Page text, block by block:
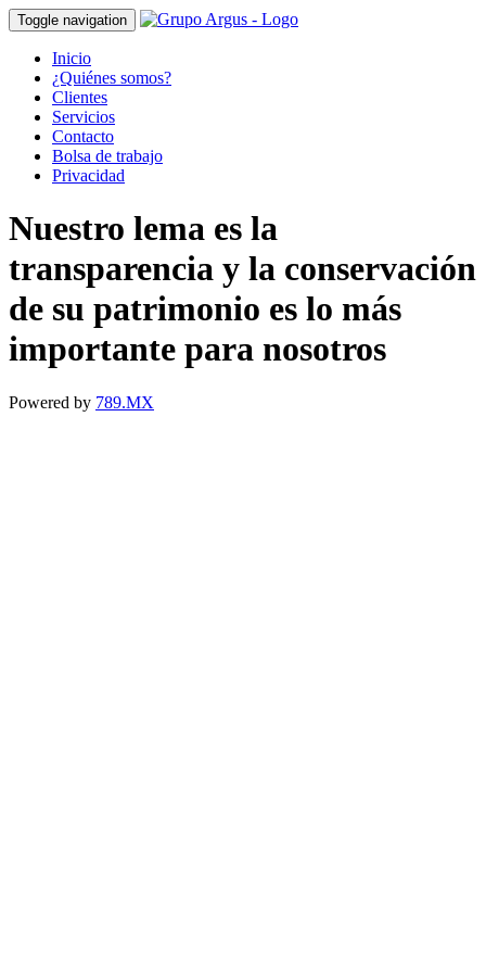
Toggle navigation
Inicio
¿Quiénes somos?
Clientes
Servicios
Contacto
Bolsa de trabajo
Privacidad
Nuestro lema es la
transparencia y la conservación
de su patrimonio es lo más
importante para nosotros
Powered by 789.MX